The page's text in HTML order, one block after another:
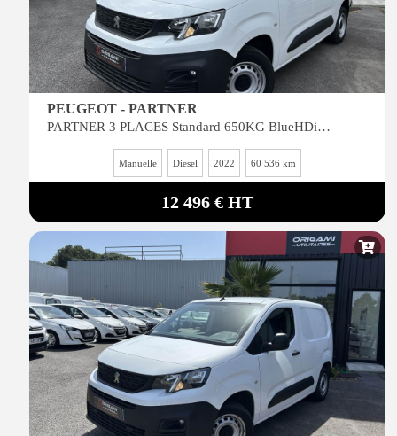
PEUGEOT - PARTNER
PARTNER 3 PLACES Standard 650KG BlueHDi S&S 100
Manuelle Diesel 2022 60 536 km
12 496 € HT